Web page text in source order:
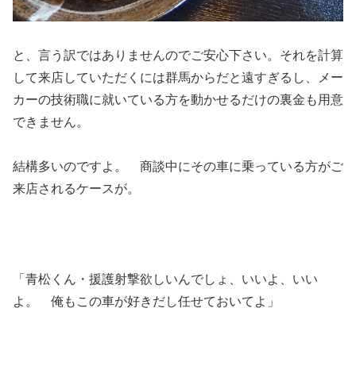
と、言う訳ではありませんのでご安心下さい。それを計算
して来店していただくには群馬からだと遠すぎるし、メー
カーの技術職に就いている方を動かせるだけの裏金も用意
できません。
結構多いのですよ。 商談中にその車に乗っている方がご
来店されるケースが。
「青松くん・援護射撃欲しいんでしょ、いいよ、いい
よ。 俺もこの車が好きだし任せておいてよ」